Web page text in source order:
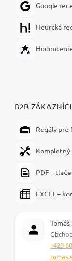
Google
Heureka
B2B ZÁKAZNÍCI
Regály pre
Kompletný
PDF –
EXCEL –
Tomáš
+420